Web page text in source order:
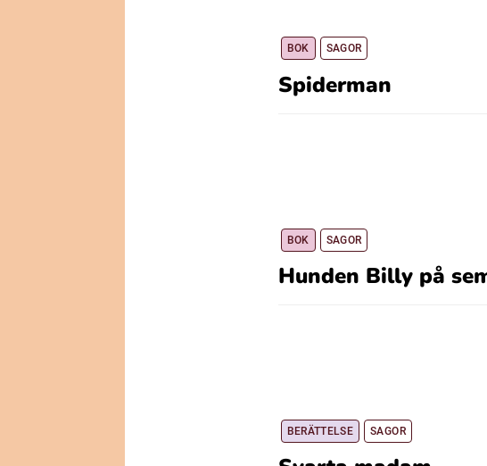
BOK SAGOR
Spiderman
BOK SAGOR
Hunden Billy på
BERÄTTELSE SAGOR